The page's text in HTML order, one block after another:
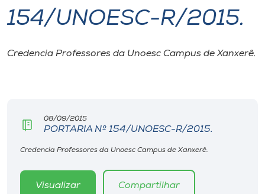
I.nova
CPA
154/UNOESC-R/2015.
Credencia Professores da Unoesc Campus de Xanxerê.
08/09/2015
PORTARIA Nº 154/UNOESC-R/2015.
Credencia Professores da Unoesc Campus de Xanxerê.
Visualizar Compartilhar